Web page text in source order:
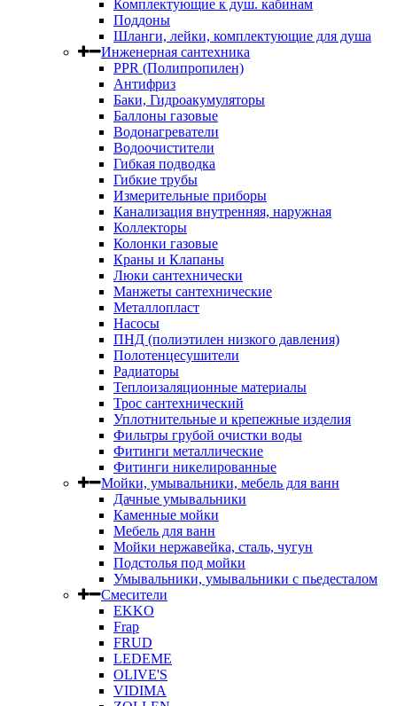
Комплектующие к душ. кабинам
Поддоны
Шланги, лейки, комплектующие для душа
Инженерная сантехника
PPR (Полипропилен)
Антифриз
Баки, Гидроакумуляторы
Баллоны газовые
Водонагреватели
Водоочистители
Гибкая подводка
Гибкие трубы
Измерительные приборы
Канализация внутренняя, наружная
Коллекторы
Колонки газовые
Краны и Клапаны
Люки сантехнически
Манжеты сантехнические
Металлопласт
Насосы
ПНД (полиэтилен низкого давления)
Полотенцесушители
Радиаторы
Теплоизаляционные материалы
Трос сантехнический
Уплотнительные и крепежные изделия
Фильтры грубой очистки воды
Фитинги металлические
Фитинги никелированные
Мойки, умывальники, мебель для ванн
Дачные умывальники
Каменные мойки
Мебель для ванн
Мойки нержавейка, сталь, чугун
Подстолья под мойки
Умывальники, умывальники с пьедесталом
Смесители
EKKO
Frap
FRUD
LEDEME
OLIVE'S
VIDIMA